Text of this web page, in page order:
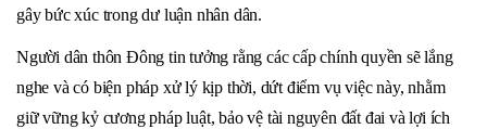
gây bức xúc trong dư luận nhân dân.
Người dân thôn Đông tin tưởng rằng các cấp chính quyền sẽ lắng
nghe và có biện pháp xử lý kịp thời, dứt điểm vụ việc này, nhằm
giữ vững kỷ cương pháp luật, bảo vệ tài nguyên đất đai và lợi ích